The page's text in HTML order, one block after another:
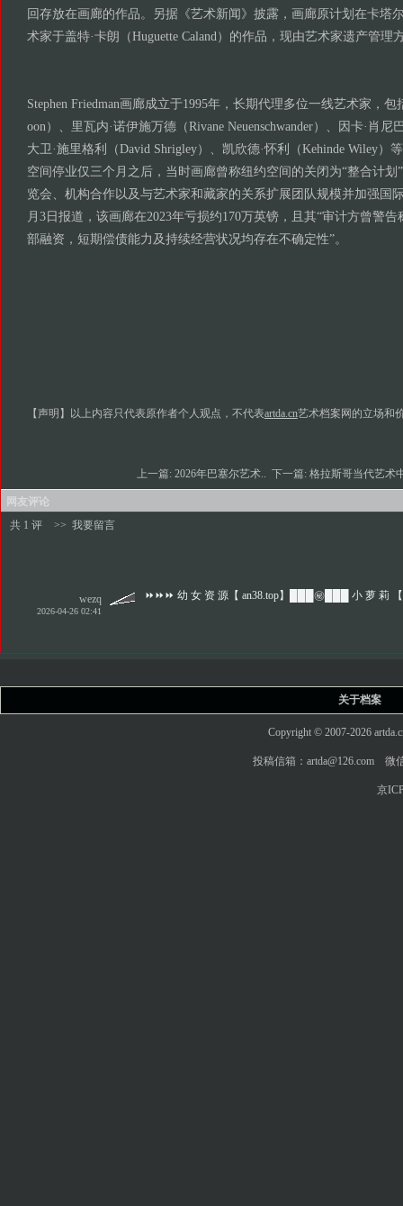
回存放在画廊的作品。另据《艺术新闻》披露，画廊原计划在卡塔
术家于盖特·卡朗（Huguette Caland）的作品，现由艺术家遗产管理
Stephen Friedman画廊成立于1995年，长期代理多位一线艺术家，包
oon）、里瓦内·诺伊施万德（Rivane Neuenschwander）、因卡·肖尼
大卫·施里格利（David Shrigley）、凯欣德·怀利（Kehinde Wiley）
空间停业仅三个月之后，当时画廊曾称纽约空间的关闭为“整合计划
览会、机构合作以及与艺术家和藏家的关系扩展团队规模并加强国
月3日报道，该画廊在2023年亏损约170万英镑，且其“审计方曾警
部融资，短期偿债能力及持续经营状况均存在不确定性”。
【声明】以上内容只代表原作者个人观点，不代表artda.cn艺术档案网的立场和
上一篇: 2026年巴塞尔艺术.. 下一篇: 格拉斯哥当代艺术
网友评论
共 1 评
>> 我要留言
wezq
2026-04-26 02:41
⏩⏩⏩ 幼 女 资 源【 an38.top】███㊙️███ 小 萝 莉 【
关于档案
Copyright © 2007-2026
投稿信箱：artda@126.com 微
京